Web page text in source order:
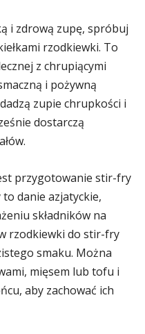
i zdrową zupę, spróbuj
rzodkiewki. To
z chrupiącymi
i pożywną
zupie chrupkości i
dostarczą
przygotowanie stir-fry
danie azjatyckie,
składników na
rzodkiewki do stir-fry
smaku. Można
mięsem lub tofu i
aby zachować ich